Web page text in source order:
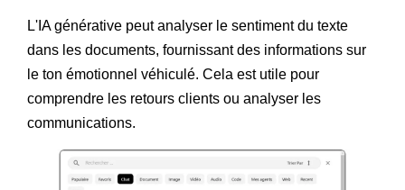
L'IA générative peut analyser le sentiment du texte
dans les documents, fournissant des informations sur
le ton émotionnel véhiculé. Cela est utile pour
comprendre les retours clients ou analyser les
communications.